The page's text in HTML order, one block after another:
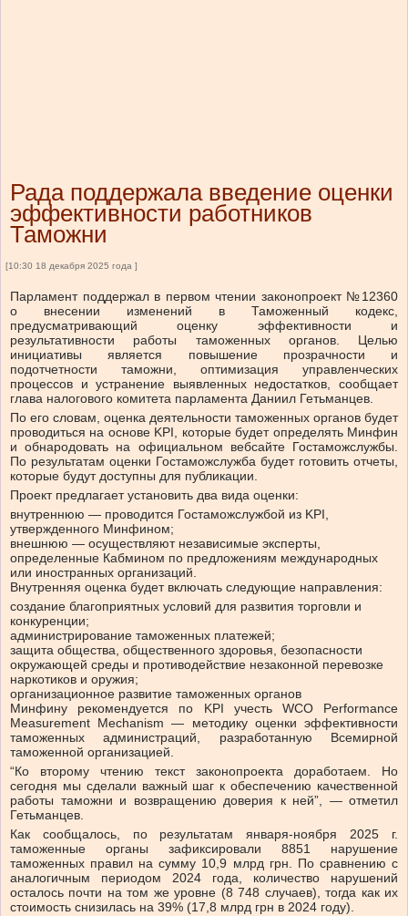
Рада поддержала введение оценки
эффективности работников
Таможни
[10:30 18 декабря 2025 года ]
Парламент поддержал в первом чтении законопроект №12360
о внесении изменений в Таможенный кодекс,
предусматривающий оценку эффективности и
результативности работы таможенных органов. Целью
инициативы является повышение прозрачности и
подотчетности таможни, оптимизация управленческих
процессов и устранение выявленных недостатков, сообщает
глава налогового комитета парламента Даниил Гетьманцев.
По его словам, оценка деятельности таможенных органов будет
проводиться на основе KPI, которые будет определять Минфин
и обнародовать на официальном вебсайте Гостаможслужбы.
По результатам оценки Гостаможслужба будет готовить отчеты,
которые будут доступны для публикации.
Проект предлагает установить два вида оценки:
внутреннюю — проводится Гостаможслужбой из KPI,
утвержденного Минфином;
внешнюю — осуществляют независимые эксперты,
определенные Кабмином по предложениям международных
или иностранных организаций.
Внутренняя оценка будет включать следующие направления:
создание благоприятных условий для развития торговли и
конкуренции;
администрирование таможенных платежей;
защита общества, общественного здоровья, безопасности
окружающей среды и противодействие незаконной перевозке
наркотиков и оружия;
организационное развитие таможенных органов
Минфину рекомендуется по KPI учесть WCO Performance
Measurement Mechanism — методику оценки эффективности
таможенных администраций, разработанную Всемирной
таможенной организацией.
“Ко второму чтению текст законопроекта доработаем. Но
сегодня мы сделали важный шаг к обеспечению качественной
работы таможни и возвращению доверия к ней”, — отметил
Гетьманцев.
Как сообщалось, по результатам января-ноября 2025 г.
таможенные органы зафиксировали 8851 нарушение
таможенных правил на сумму 10,9 млрд грн. По сравнению с
аналогичным периодом 2024 года, количество нарушений
осталось почти на том же уровне (8 748 случаев), тогда как их
стоимость снизилась на 39% (17,8 млрд грн в 2024 году).